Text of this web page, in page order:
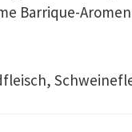
Barrique-